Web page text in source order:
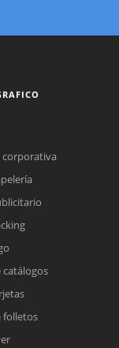
catálogos
folletos